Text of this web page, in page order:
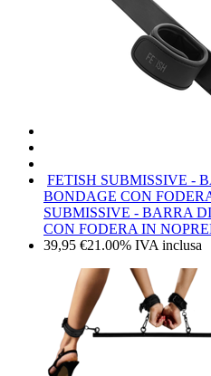
FETISH SUBMISSIVE -
BONDAGE CON
SUBMISSIVE - BARRA
CON FODERA IN
39,95 €21.00% IVA inclusa